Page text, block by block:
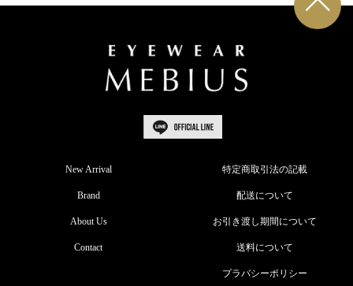
New Arrival
Brand
About Us
Contact
特定商取引法の記載
配送について
お引き渡し期間について
送料について
プラバシーポリシー